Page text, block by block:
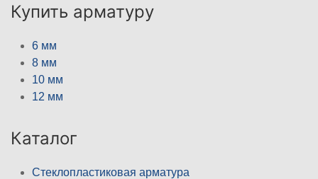
Купить арматуру
6 мм
8 мм
10 мм
12 мм
Каталог
Стеклопластиковая арматура